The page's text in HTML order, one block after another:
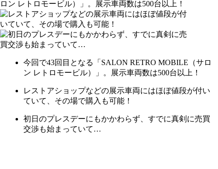
今回で43回目となる「SALON RETRO MOBILE（サロ
ン レトロモービル）」。展示車両数は500台以上！
レストアショップなどの展示車両にはほぼ値段が付い
ていて、その場で購入も可能！
初日のプレスデーにもかかわらず、すでに真剣に売買
交渉も始まっていて…